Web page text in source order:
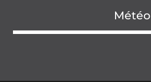
Météo